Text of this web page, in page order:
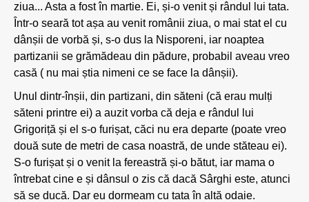
ziua... Asta a fost în martie. Ei, și-o venit și rândul lui tata.
Într-o seară tot așa au venit românii ziua, o mai stat el cu
dânșii de vorbă și, s-o dus la Nisporeni, iar noaptea
partizanii se grămădeau din pădure, probabil aveau vreo
casă ( nu mai știa nimeni ce se face la dânșii).
Unul dintr-înșii, din partizani, din săteni (că erau mulți
săteni printre ei) a auzit vorba că deja e rândul lui
Grigoriță și el s-o furișat, căci nu era departe (poate vreo
două sute de metri de casa noastră, de unde stăteau ei).
S-o furișat și o venit la fereastră și-o bătut, iar mama o
întrebat cine e și dânsul o zis că dacă Sârghi este, atunci
să se ducă. Dar eu dormeam cu tata în altă odaie.